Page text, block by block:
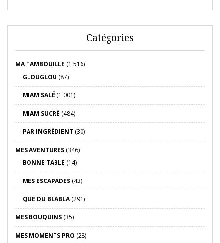
Catégories
MA TAMBOUILLE (1 516)
GLOUGLOU (87)
MIAM SALÉ (1 001)
MIAM SUCRÉ (484)
PAR INGRÉDIENT (30)
MES AVENTURES (346)
BONNE TABLE (14)
MES ESCAPADES (43)
QUE DU BLABLA(291)
MES BOUQUINS (35)
MES MOMENTS PRO (28)